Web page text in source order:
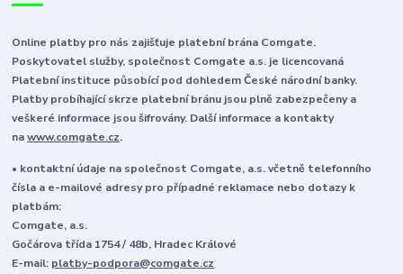
Online platby pro nás zajišťuje platební brána Comgate.
Poskytovatel služby, společnost Comgate a.s. je licencovaná
Platební instituce působící pod dohledem České národní banky.
Platby probíhající skrze platební bránu jsou plně zabezpečeny a
veškeré informace jsou šifrovány. Další informace a kontakty
nawww.comgate.cz.
• kontaktní údaje na společnost Comgate, a.s. včetně telefonního
čísla a e-mailové adresy pro případné reklamace nebo dotazy k
platbám:
Comgate, a.s.
Gočárova třída 1754 / 48b, Hradec Králové
E-mail: platby-podpora@comgate.cz